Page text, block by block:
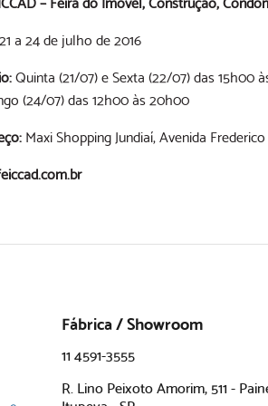
21 a 24 de julho de 2016
Quinta (21/07) e Sexta (22/07) das 15h00
(24/07) das 12h00 às 20h00
Maxi Shopping Jundiaí, Avenida
Fábrica / Showroom
11 4591-3555
R. Lino Peixoto Amorim, 511 -